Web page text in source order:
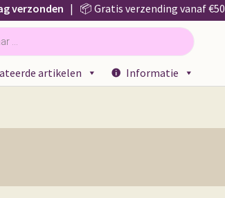
verzonden | 📦 Gratis verzending vanaf €50
artikelen Informatie